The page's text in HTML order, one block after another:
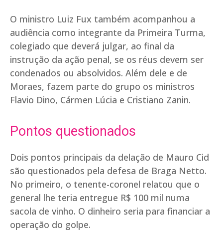
O ministro Luiz Fux também acompanhou a
audiência como integrante da Primeira Turma,
colegiado que deverá julgar, ao final da
instrução da ação penal, se os réus devem ser
condenados ou absolvidos. Além dele e de
Moraes, fazem parte do grupo os ministros
Flavio Dino, Cármen Lúcia e Cristiano Zanin.
Pontos questionados
Dois pontos principais da delação de Mauro Cid
são questionados pela defesa de Braga Netto.
No primeiro, o tenente-coronel relatou que o
general lhe teria entregue R$ 100 mil numa
sacola de vinho. O dinheiro seria para financiar a
operação do golpe.